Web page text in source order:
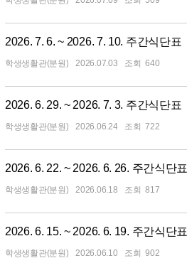
2026. 7. 6. ~ 2026. 7. 10. 주간식단표
학생생활관(분원) 2026.07.03 640
2026. 6. 29. ~ 2026. 7. 3. 주간식단표
학생생활관(분원) 2026.06.24 722
2026. 6. 22. ~ 2026. 6. 26. 주간식단표
학생생활관(분원) 2026.06.18 817
2026. 6. 15. ~ 2026. 6. 19. 주간식단표
학생생활관(분원) 2026.06.10 902